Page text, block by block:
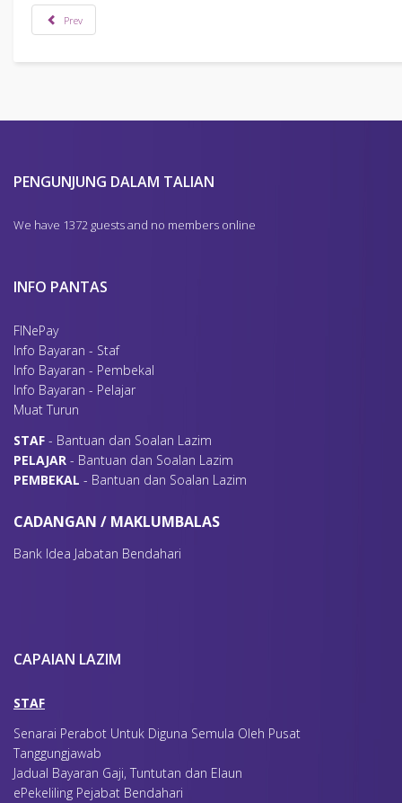
Prev
PENGUNJUNG DALAM TALIAN
We have 1372 guests and no members online
INFO PANTAS
FINePay
Info Bayaran - Staf
Info Bayaran - Pembekal
Info Bayaran - Pelajar
Muat Turun
STAF - Bantuan dan Soalan Lazim
PELAJAR - Bantuan dan Soalan Lazim
PEMBEKAL - Bantuan dan Soalan Lazim
CADANGAN / MAKLUMBALAS
Bank Idea Jabatan Bendahari
CAPAIAN LAZIM
STAF
Senarai Perabot Untuk Diguna Semula Oleh Pusat
Tanggungjawab
Jadual Bayaran Gaji, Tuntutan dan Elaun
ePekeliling Pejabat Bendahari